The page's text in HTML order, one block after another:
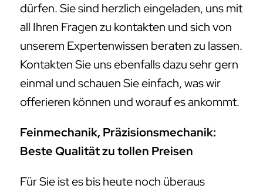
dürfen. Sie sind herzlich eingeladen, uns mit
all Ihren Fragen zu kontakten und sich von
unserem Expertenwissen beraten zu lassen.
Kontakten Sie uns ebenfalls dazu sehr gern
einmal und schauen Sie einfach, was wir
offerieren können und worauf es ankommt.
Feinmechanik, Präzisionsmechanik:
Beste Qualität zu tollen Preisen
Für Sie ist es bis heute noch überaus